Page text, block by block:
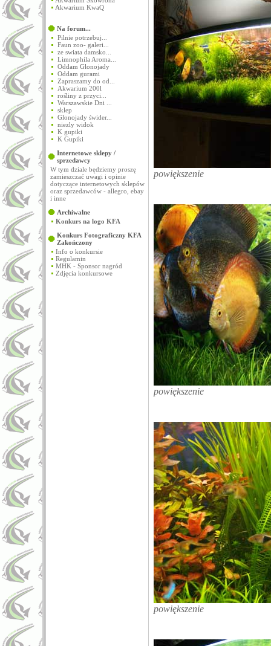
Akwarium KwaQ
Na forum...
Pilnie potrzebuj...
Faun zoo- galeri...
ze swiata damsko...
Limnophila Aroma...
Oddam Glonojady
Oddam gurami
Zapraszamy do od...
Akwarium 200l
rośliny z przyci...
Warszawskie Dni ...
sklep
Glonojady świder...
niezly widok
K gupiki
K Gupiki
Internetowe sklepy /
sprzedawcy
W tym dziale będziemy proszę
zamieszczać uwagi i opinie
dotyczące internetowych sklepów
oraz sprzedawców - allegro, ebay
i inne
Archiwalne
Konkurs na logo KFA
Konkurs Fotograficzny KFA
Zakończony
Info o konkursie
Regulamin
MHK - Sponsor nagród
Zdjęcia konkursowe
powiększenie
powiększenie
powiększenie